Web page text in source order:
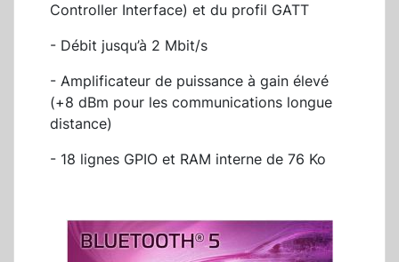
Controller Interface) et du profil GATT
- Débit jusqu’à 2 Mbit/s
- Amplificateur de puissance à gain élevé
(+8 dBm pour les communications longue
distance)
- 18 lignes GPIO et RAM interne de 76 Ko